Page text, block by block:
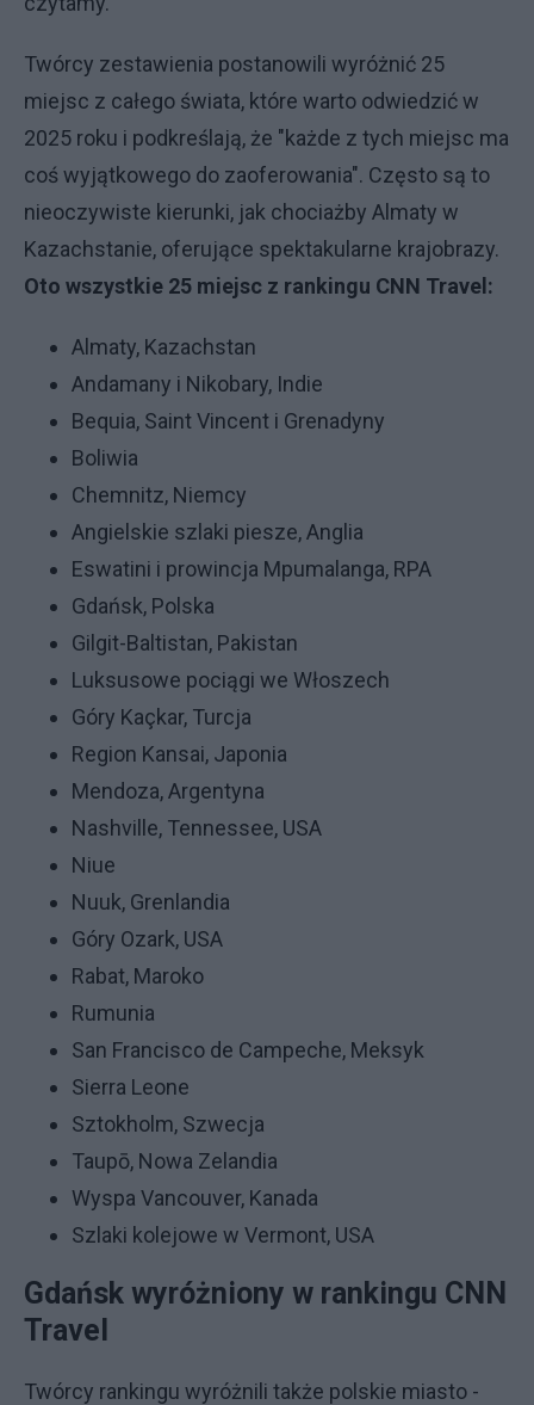
Twórcy zestawienia postanowili wyróżnić 25
miejsc z całego świata, które warto odwiedzić w
2025 roku i podkreślają, że "każde z tych miejsc ma
coś wyjątkowego do zaoferowania". Często są to
nieoczywiste kierunki, jak chociażby Almaty w
Kazachstanie, oferujące spektakularne krajobrazy.
Oto wszystkie 25 miejsc z rankingu CNN Travel:
Almaty, Kazachstan
Andamany i Nikobary, Indie
Bequia, Saint Vincent i Grenadyny
Boliwia
Chemnitz, Niemcy
Angielskie szlaki piesze, Anglia
Eswatini i prowincja Mpumalanga, RPA
Gdańsk, Polska
Gilgit-Baltistan, Pakistan
Luksusowe pociągi we Włoszech
Góry Kaçkar, Turcja
Region Kansai, Japonia
Mendoza, Argentyna
Nashville, Tennessee, USA
Niue
Nuuk, Grenlandia
Góry Ozark, USA
Rabat, Maroko
Rumunia
San Francisco de Campeche, Meksyk
Sierra Leone
Sztokholm, Szwecja
Taupō, Nowa Zelandia
Wyspa Vancouver, Kanada
Szlaki kolejowe w Vermont, USA
Gdańsk wyróżniony w rankingu CNN
Travel
Twórcy rankingu wyróżnili także polskie miasto -